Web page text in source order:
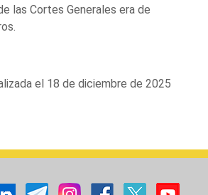
las Cortes Generales era de
el 18 de diciembre de 2025